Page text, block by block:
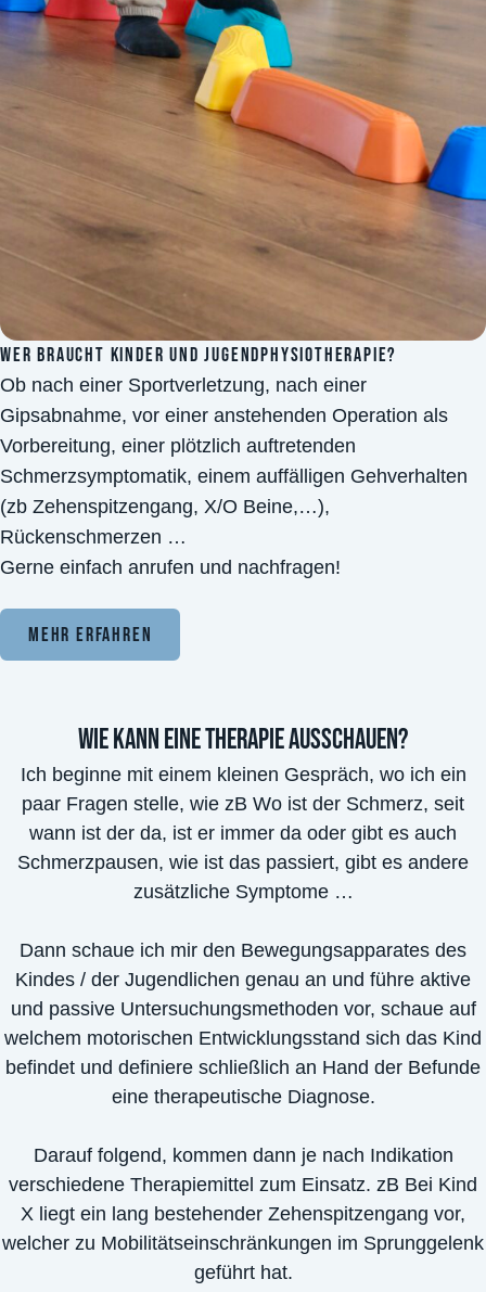
WER BRAUCHT KINDER UND JUGENDPHYSIOTHERAPIE?
Ob nach einer Sportverletzung, nach einer
Gipsabnahme, vor einer anstehenden Operation als
Vorbereitung, einer plötzlich auftretenden
Schmerzsymptomatik, einem auffälligen Gehverhalten
(zb Zehenspitzengang, X/O Beine,…),
Rückenschmerzen …
Gerne einfach anrufen und nachfragen!
Mehr Erfahren
Wie kann eine Therapie ausschauen?
Ich beginne mit einem kleinen Gespräch, wo ich ein
paar Fragen stelle, wie zB Wo ist der Schmerz, seit
wann ist der da, ist er immer da oder gibt es auch
Schmerzpausen, wie ist das passiert, gibt es andere
zusätzliche Symptome …
Dann schaue ich mir den Bewegungsapparates des
Kindes / der Jugendlichen genau an und führe aktive
und passive Untersuchungsmethoden vor, schaue auf
welchem motorischen Entwicklungsstand sich das Kind
befindet und definiere schließlich an Hand der Befunde
eine therapeutische Diagnose.
Darauf folgend, kommen dann je nach Indikation
verschiedene Therapiemittel zum Einsatz. zB Bei Kind
X liegt ein lang bestehender Zehenspitzengang vor,
welcher zu Mobilitätseinschränkungen im Sprunggelenk
geführt hat.